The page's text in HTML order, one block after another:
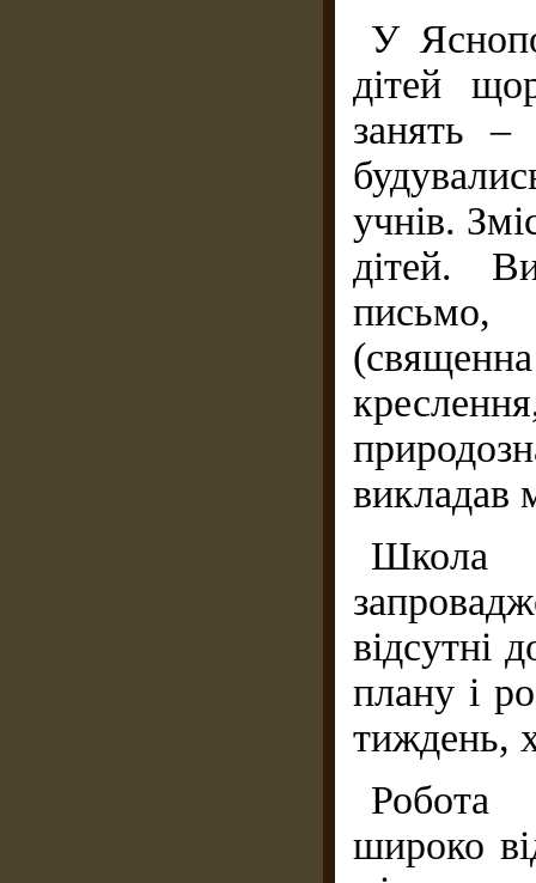
У
дітей
занять –
учнів.
дітей.
письмо,
викладав
Школа
відсутні
плану і
тиждень,
Робота
широко